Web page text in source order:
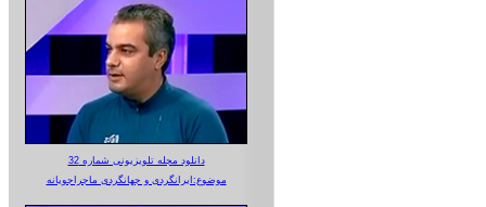
دانلود مجله تلویزیونی شماره 32
موضوع:ایرانگردی و جهانگردی ماجراجویانه